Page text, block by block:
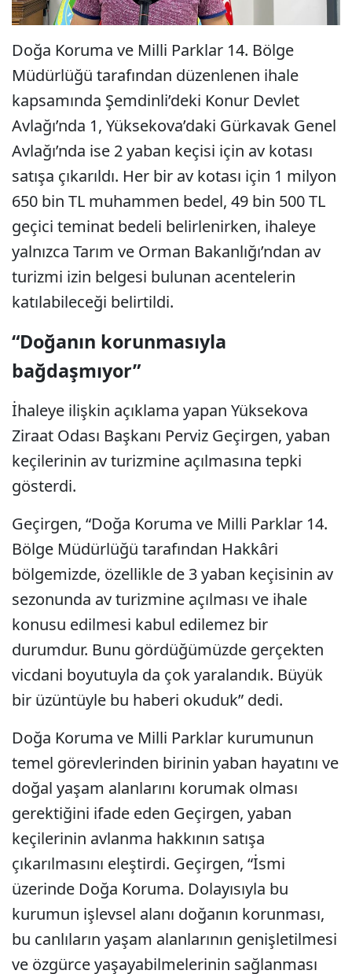
Doğa Koruma ve Milli Parklar 14. Bölge
Müdürlüğü tarafından düzenlenen ihale
kapsamında Şemdinli’deki Konur Devlet
Avlağı’nda 1, Yüksekova’daki Gürkavak Genel
Avlağı’nda ise 2 yaban keçisi için av kotası
satışa çıkarıldı. Her bir av kotası için 1 milyon
650 bin TL muhammen bedel, 49 bin 500 TL
geçici teminat bedeli belirlenirken, ihaleye
yalnızca Tarım ve Orman Bakanlığı’ndan av
turizmi izin belgesi bulunan acentelerin
katılabileceği belirtildi.
“Doğanın korunmasıyla
bağdaşmıyor”
İhaleye ilişkin açıklama yapan Yüksekova
Ziraat Odası Başkanı Perviz Geçirgen, yaban
keçilerinin av turizmine açılmasına tepki
gösterdi.
Geçirgen, “Doğa Koruma ve Milli Parklar 14.
Bölge Müdürlüğü tarafından Hakkâri
bölgemizde, özellikle de 3 yaban keçisinin av
sezonunda av turizmine açılması ve ihale
konusu edilmesi kabul edilemez bir
durumdur. Bunu gördüğümüzde gerçekten
vicdani boyutuyla da çok yaralandık. Büyük
bir üzüntüyle bu haberi okuduk” dedi.
Doğa Koruma ve Milli Parklar kurumunun
temel görevlerinden birinin yaban hayatını ve
doğal yaşam alanlarını korumak olması
gerektiğini ifade eden Geçirgen, yaban
keçilerinin avlanma hakkının satışa
çıkarılmasını eleştirdi. Geçirgen, “İsmi
üzerinde Doğa Koruma. Dolayısıyla bu
kurumun işlevsel alanı doğanın korunması,
bu canlıların yaşam alanlarının genişletilmesi
ve özgürce yaşayabilmelerinin sağlanması